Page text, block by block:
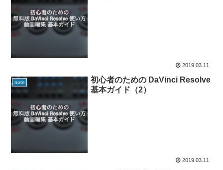
2019.03.11
note
初心者のための DaVinci Resolve
基本ガイド（2）
2019.03.11